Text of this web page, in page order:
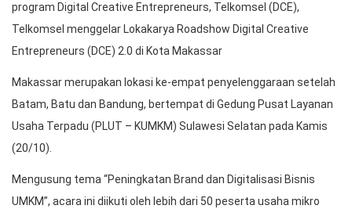
program Digital Creative Entrepreneurs, Telkomsel (DCE),
Telkomsel menggelar Lokakarya Roadshow Digital Creative
Entrepreneurs (DCE) 2.0 di Kota Makassar
Makassar merupakan lokasi ke-empat penyelenggaraan setelah
Batam, Batu dan Bandung, bertempat di Gedung Pusat Layanan
Usaha Terpadu (PLUT – KUMKM) Sulawesi Selatan pada Kamis
(20/10).
Mengusung tema “Peningkatan Brand dan Digitalisasi Bisnis
UMKM”, acara ini diikuti oleh lebih dari 50 peserta usaha mikro